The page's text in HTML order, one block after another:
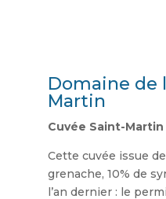
Domaine de
Martin
Cuvée Saint-Martin
Cette cuvée issue
grenache, 10% de
l’an dernier : le